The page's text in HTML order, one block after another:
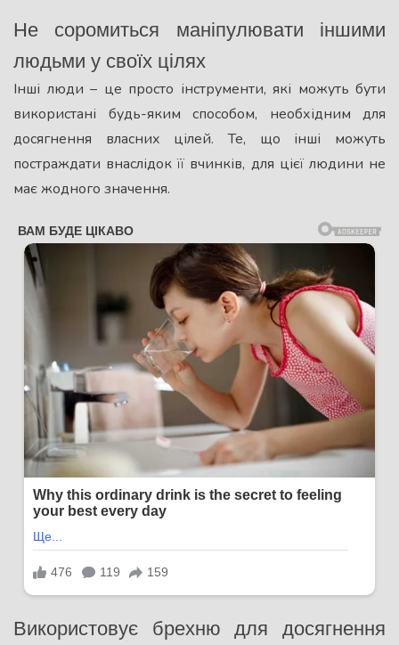
Не соромиться маніпулювати іншими
людьми у своїх цілях
Інші люди – це просто інструменти, які можуть бути
використані будь-яким способом, необхідним для
досягнення власних цілей. Те, що інші можуть
постраждати внаслідок її вчинків, для цієї людини не
має жодного значення.
Використовує брехню для досягнення